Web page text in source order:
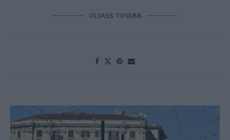
OLVASS TOVÁBB